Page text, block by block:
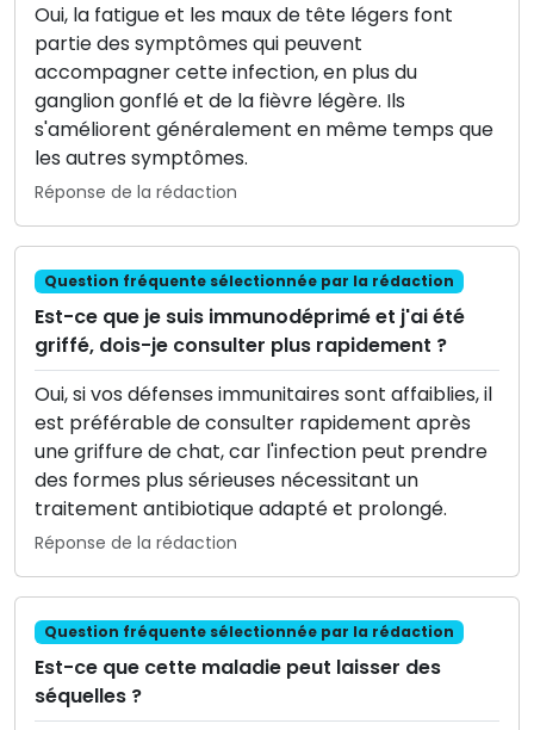
Oui, la fatigue et les maux de tête légers font
partie des symptômes qui peuvent
accompagner cette infection, en plus du
ganglion gonflé et de la fièvre légère. Ils
s'améliorent généralement en même temps que
les autres symptômes.
Réponse de la rédaction
Question fréquente sélectionnée par la rédaction
Est-ce que je suis immunodéprimé et j'ai été
griffé, dois-je consulter plus rapidement ?
Oui, si vos défenses immunitaires sont affaiblies, il
est préférable de consulter rapidement après
une griffure de chat, car l'infection peut prendre
des formes plus sérieuses nécessitant un
traitement antibiotique adapté et prolongé.
Réponse de la rédaction
Question fréquente sélectionnée par la rédaction
Est-ce que cette maladie peut laisser des
séquelles ?